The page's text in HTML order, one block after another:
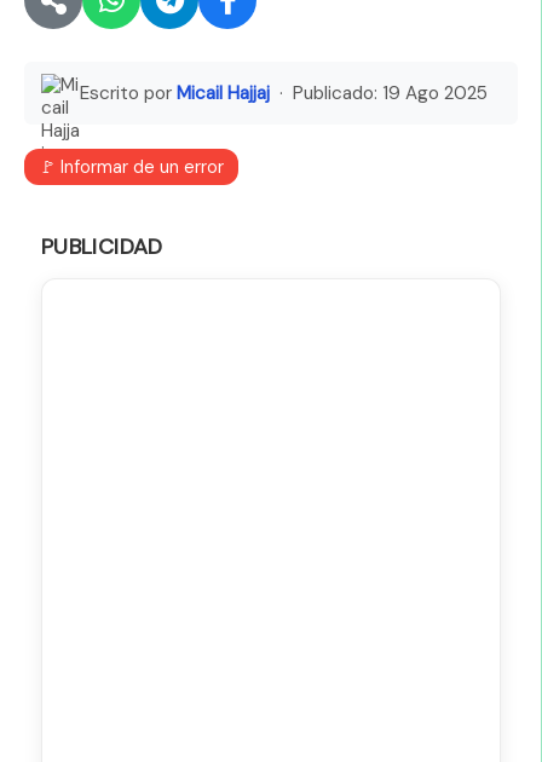
Escrito por Micail Hajjaj · Publicado: 19 Ago 2025
🚩 Informar de un error
PUBLICIDAD